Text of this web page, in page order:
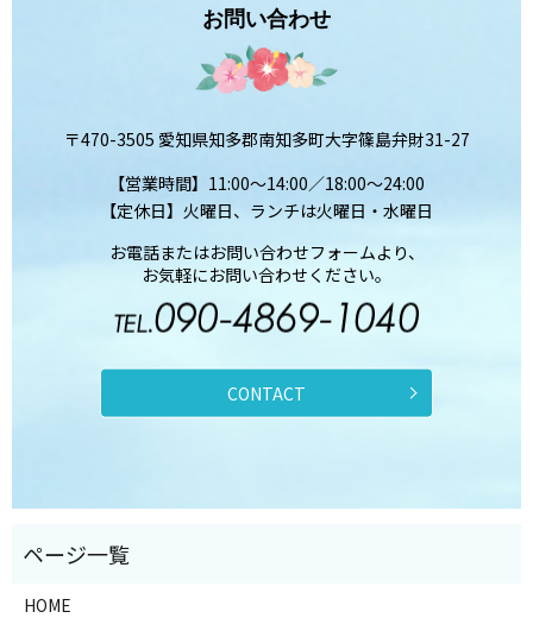
お問い合わせ
〒470-3505 愛知県知多郡南知多町大字篠島弁財31-27
【営業時間】11:00～14:00／18:00～24:00
【定休日】火曜日、ランチは火曜日・水曜日
お電話またはお問い合わせフォームより、
お気軽にお問い合わせください。
CONTACT
HOME